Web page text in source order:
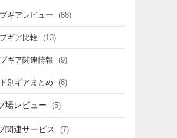
ギアレビュー (88)
ギア比較 (13)
ギア関連情報 (9)
別ギアまとめ (8)
場レビュー (5)
関連サービス (7)